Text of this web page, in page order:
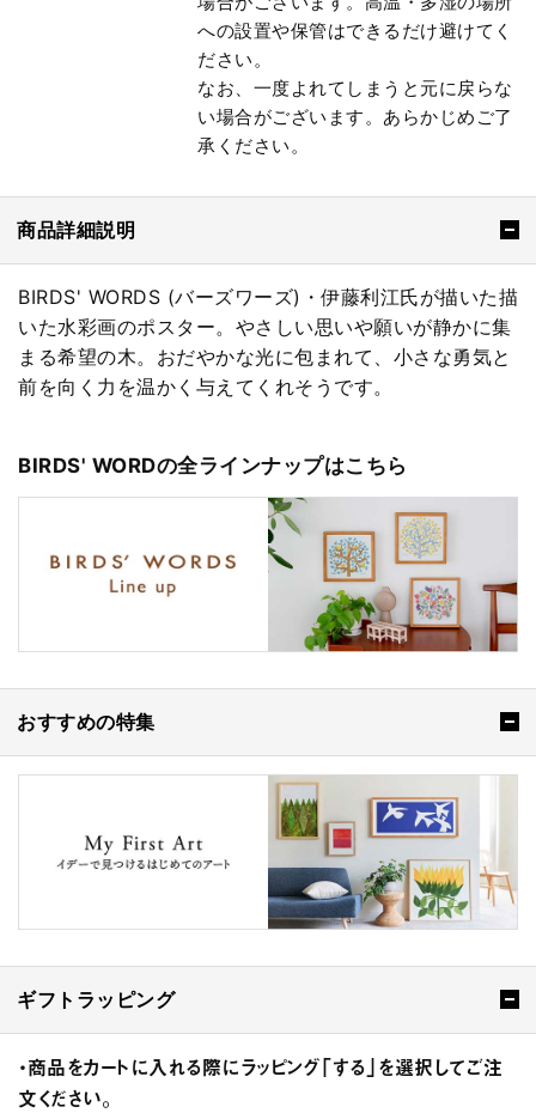
への設置や保管はできるだけ避けてく
ださい。
なお、一度よれてしまうと元に戻らな
い場合がございます。あらかじめご了
承ください。
商品詳細説明
BIRDS' WORDS (バーズワーズ)・伊藤利江氏が描いた描
いた水彩画のポスター。やさしい思いや願いが静かに集
まる希望の木。おだやかな光に包まれて、小さな勇気と
前を向く力を温かく与えてくれそうです。
BIRDS' WORDの全ラインナップはこちら
おすすめの特集
ギフトラッピング
・商品をカートに入れる際にラッピング「する」を選択してご注
文ください。